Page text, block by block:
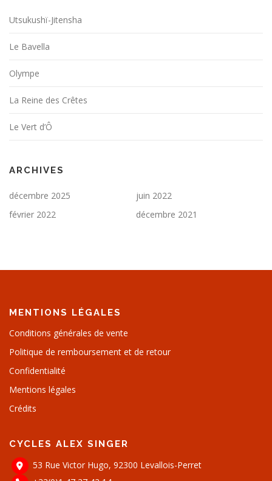
Utsukushï-Jitensha
Le Bavella
Olympe
La Reine des Crêtes
Le Vert d’Ô
ARCHIVES
décembre 2025
juin 2022
février 2022
décembre 2021
MENTIONS LÉGALES
Conditions générales de vente
Politique de remboursement et de retour
Confidentialité
Mentions légales
Crédits
CYCLES ALEX SINGER
53 Rue Victor Hugo, 92300 Levallois-Perret